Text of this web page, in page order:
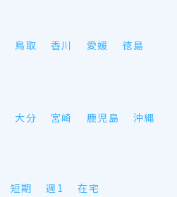
鳥取 香川 愛媛
徳島
大分 宮崎 鹿児島 沖縄
短期 週1
在宅